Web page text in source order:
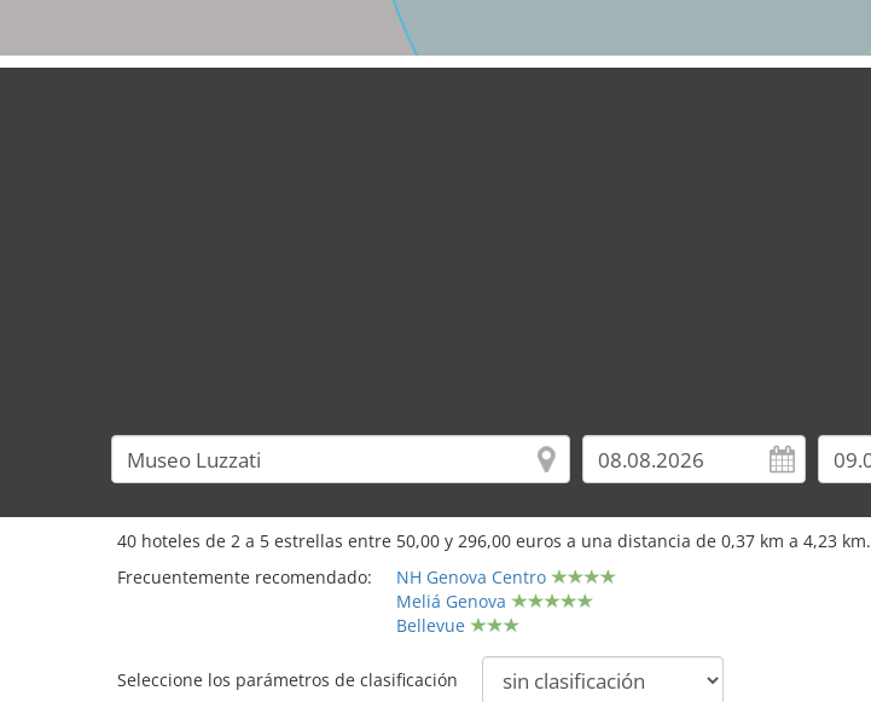
40 hoteles de 2 a 5 estrellas entre 50,00 y 296,00 euros a una distancia de 0,37 km a 4,23 km.
Frecuentemente recomendado:
NH Genova Centro
Meliá Genova
Bellevue
Seleccione los parámetros de clasificación